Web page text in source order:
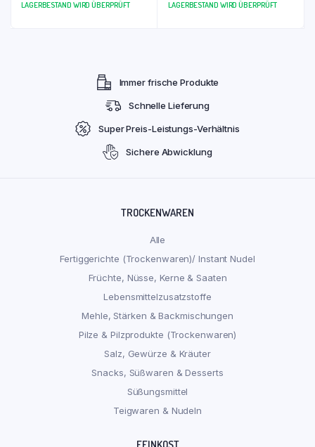
LAGERBESTAND WIRD ÜBERPRÜFT LAGERBESTAND WIRD ÜBERPRÜFT
Immer frische Produkte
Schnelle Lieferung
Super Preis-Leistungs-Verhältnis
Sichere Abwicklung
TROCKENWAREN
Alle
Fertiggerichte (Trockenwaren)/ Instant Nudel
Früchte, Nüsse, Kerne & Saaten
Lebensmittelzusatzstoffe
Mehle, Stärken & Backmischungen
Pilze & Pilzprodukte (Trockenwaren)
Salz, Gewürze & Kräuter
Snacks, Süßwaren & Desserts
Süßungsmittel
Teigwaren & Nudeln
FEINKOST